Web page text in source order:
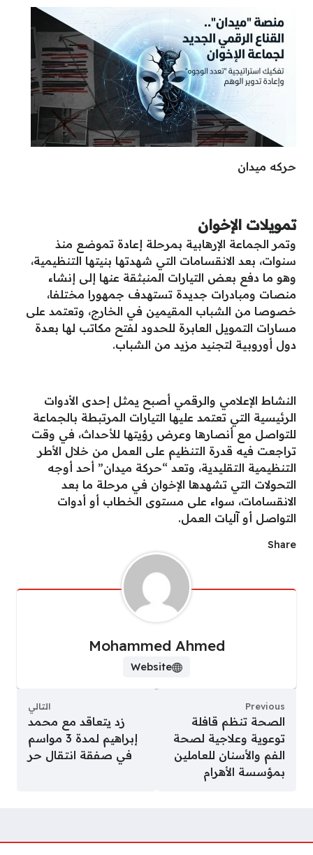
حركه ميدان
تمويلات الإخوان
وتمر الجماعة الإرهابية بمرحلة إعادة تموضع منذ
سنوات، بعد الانقسامات التي شهدتها بنيتها التنظيمية،
وهو ما دفع بعض التيارات المنبثقة عنها إلى إنشاء
منصات ومبادرات جديدة تستهدف جمهورا مختلفا،
خصوصا من الشباب المقيمين في الخارج، وتعتمد على
مسارات التمويل العابرة للحدود لفتح مكاتب لها بعدة
دول أوروبية لتجنيد مزيد من الشباب.
النشاط الإعلامي والرقمي أصبح يمثل إحدى الأدوات
الرئيسية التي تعتمد عليها التيارات المرتبطة بالجماعة
للتواصل مع أنصارها وعرض رؤيتها للأحداث، في وقت
تراجعت فيه قدرة التنظيم على العمل من خلال الأطر
التنظيمية التقليدية، وتعد “حركة ميدان” أحد أوجه
التحولات التي تشهدها الإخوان في مرحلة ما بعد
الانقسامات، سواء على مستوى الخطاب أو أدوات
التواصل أو آليات العمل.
Share
Mohammed Ahmed
Website
Previous
الصحة تنظم قافلة
توعوية وعلاجية لصحة
الفم والأسنان للعاملين
بمؤسسة الأهرام
التالي
زد يتعاقد مع محمد
إبراهيم لمدة 3 مواسم
في صفقة انتقال حر